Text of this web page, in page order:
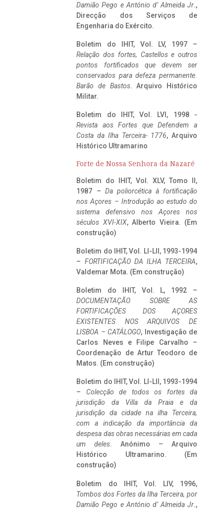
Damião Pego e António d’ Almeida Jr.,
Direcção dos Serviços de
Engenharia do Exército.
Boletim do IHIT, Vol. LV, 1997 –
Relação dos fortes, Castellos e outros
pontos fortificados que devem ser
conservados para defeza permanente.
Barão de Bastos. Arquivo Histórico
Militar.
Boletim do IHIT, Vol. LVI, 1998 -
Revista aos Fortes que Defendem a
Costa da Ilha Terceira- 1776, Arquivo
Histórico Ultramarino
Forte de Nossa Senhora da Nazaré
Boletim do IHIT, Vol. XLV, Tomo II,
1987 – Da poliorcética à fortificação
nos Açores – Introdução ao estudo do
sistema defensivo nos Açores nos
séculos XVI-XIX, Alberto Vieira. (Em
construção)
Boletim do IHIT, Vol. LI-LII, 1993-1994
– FORTIFICAÇÃO DA ILHA TERCEIRA,
Valdemar Mota. (Em construção)
Boletim do IHIT, Vol. L, 1992 –
DOCUMENTAÇÃO SOBRE AS
FORTIFICAÇÕES DOS AÇORES
EXISTENTES NOS ARQUIVOS DE
LISBOA – CATÁLOGO, Investigação de
Carlos Neves e Filipe Carvalho –
Coordenação de Artur Teodoro de
Matos. (Em construção)
Boletim do IHIT, Vol. LI-LII, 1993-1994
– Colecção de todos os fortes da
jurisdição da Villa da Praia e da
jurisdição da cidade na ilha Terceira,
com a indicação da importância da
despesa das obras necessárias em cada
um deles. Anónimo – Arquivo
Histórico Ultramarino. (Em
construção)
Boletim do IHIT, Vol. LIV, 1996,
Tombos dos Fortes da Ilha Terceira, por
Damião Pego e António d’ Almeida Jr.,